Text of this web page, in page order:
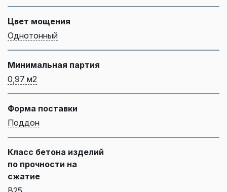
Цвет мощения
Однотонный
Минимальная партия
0,97 м2
Форма поставки
Поддон
Класс бетона изделий
по прочности на
сжатие